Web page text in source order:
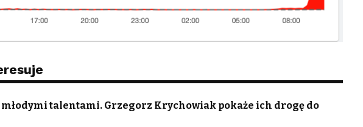
młodymi talentami. Grzegorz Krychowiak pokaże ich drogę do